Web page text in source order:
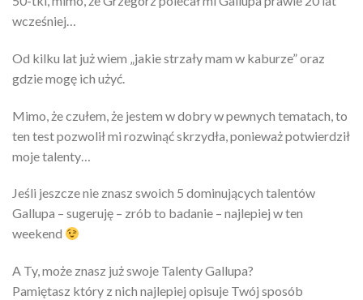
wcześniej…
Od kilku lat już wiem „jakie strzały mam w kaburze” oraz
gdzie mogę ich użyć.
Mimo, że czułem, że jestem w dobry w pewnych tematach, to
ten test pozwolił mi rozwinąć skrzydła, ponieważ potwierdził
moje talenty…
Jeśli jeszcze nie znasz swoich 5 dominujących talentów
Gallupa – sugeruję – zrób to badanie – najlepiej w ten
weekend
A Ty, może znasz już swoje Talenty Gallupa?
Pamiętasz który z nich najlepiej opisuje Twój sposób